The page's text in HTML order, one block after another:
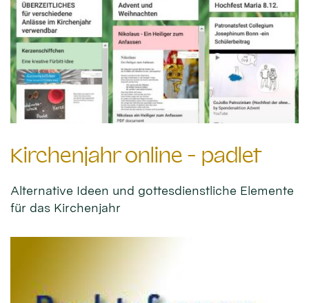
Kirchenjahr online - padlet
Alternative Ideen und gottesdienstliche Elemente
für das Kirchenjahr